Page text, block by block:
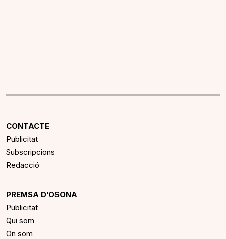
CONTACTE
Publicitat
Subscripcions
Redacció
PREMSA D’OSONA
Publicitat
Qui som
On som